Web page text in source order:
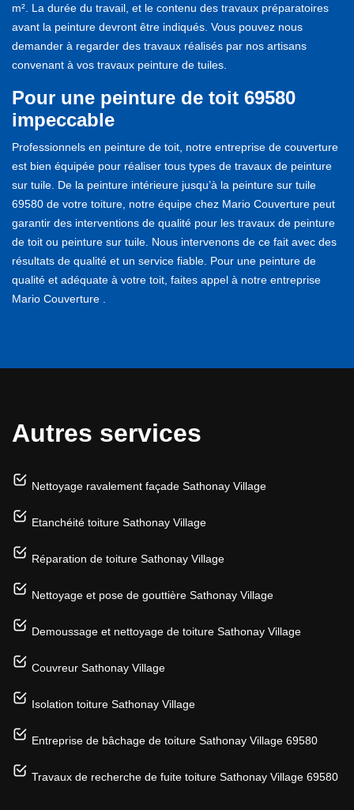
m². La durée du travail, et le contenu des travaux préparatoires
avant la peinture devront être indiqués. Vous pouvez nous
demander à regarder des travaux réalisés par nos artisans
convenant à vos travaux peinture de tuiles.
Pour une peinture de toit 69580
impeccable
Professionnels en peinture de toit, notre entreprise de couverture
est bien équipée pour réaliser tous types de travaux de peinture
sur tuile. De la peinture intérieure jusqu’à la peinture sur tuile
69580 de votre toiture, notre équipe chez Mario Couverture peut
garantir des interventions de qualité pour les travaux de peinture
de toit ou peinture sur tuile. Nous intervenons de ce fait avec des
résultats de qualité et un service fiable. Pour une peinture de
qualité et adéquate à votre toit, faites appel à notre entreprise
Mario Couverture .
Autres services
Nettoyage ravalement façade Sathonay Village
Etanchéité toiture Sathonay Village
Réparation de toiture Sathonay Village
Nettoyage et pose de gouttière Sathonay Village
Demoussage et nettoyage de toiture Sathonay Village
Couvreur Sathonay Village
Isolation toiture Sathonay Village
Entreprise de bâchage de toiture Sathonay Village 69580
Travaux de recherche de fuite toiture Sathonay Village 69580